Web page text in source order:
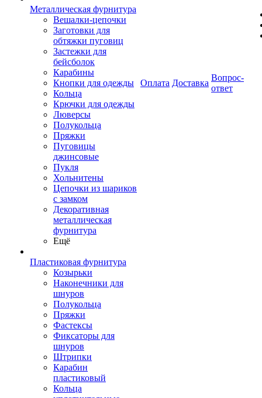
Металлическая фурнитура
Вешалки-цепочки
Заготовки для
обтяжки пуговиц
Застежки для
бейсболок
Карабины
Кнопки для одежды
Кольца
Крючки для одежды
Люверсы
Полукольца
Пряжки
Пуговицы
джинсовые
Пукля
Хольнитены
Цепочки из шариков
с замком
Декоративная
металлическая
фурнитура
Ещё
Пластиковая фурнитура
Козырьки
Наконечники для
шнуров
Полукольца
Пряжки
Фастексы
Фиксаторы для
шнуров
Штрипки
Карабин
пластиковый
Кольца
Оплата Доставка
Вопрос-
ответ